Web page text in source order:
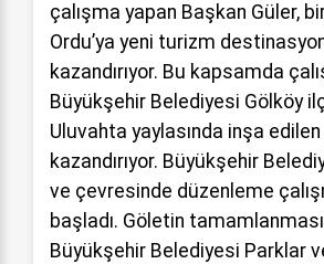
çalışma yapan Başkan Güler,
Ordu’ya yeni turizm
kazandırıyor. Bu kapsamda
Büyükşehir Belediyesi Gölköy
Uluvahta yaylasında inşa
kazandırıyor. Büyükşehir
ve çevresinde düzenleme
başladı. Göletin
Büyükşehir Belediyesi Parklar